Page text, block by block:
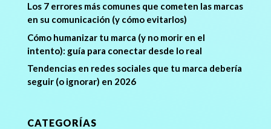
Los 7 errores más comunes que cometen las marcas
en su comunicación (y cómo evitarlos)
Cómo humanizar tu marca (y no morir en el
intento): guía para conectar desde lo real
Tendencias en redes sociales que tu marca debería
seguir (o ignorar) en 2026
CATEGORÍAS